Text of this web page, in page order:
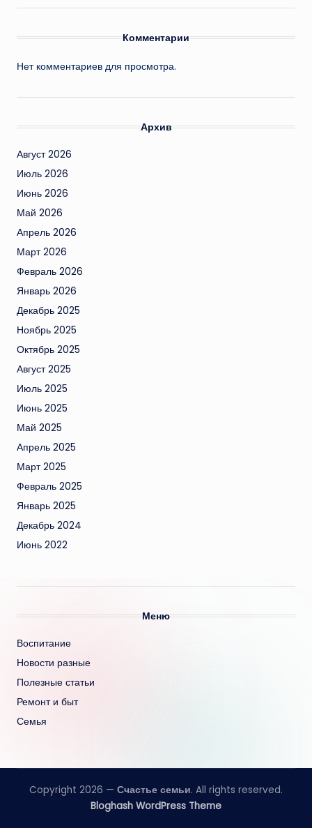
Комментарии
Нет комментариев для просмотра.
Архив
Август 2026
Июль 2026
Июнь 2026
Май 2026
Апрель 2026
Март 2026
Февраль 2026
Январь 2026
Декабрь 2025
Ноябрь 2025
Октябрь 2025
Август 2025
Июль 2025
Июнь 2025
Май 2025
Апрель 2025
Март 2025
Февраль 2025
Январь 2025
Декабрь 2024
Июнь 2022
Меню
Воспитание
Новости разные
Полезные статьи
Ремонт и быт
Семья
Copyright 2026 — Счастье семьи. All rights reserved.
Bloghash WordPress Theme